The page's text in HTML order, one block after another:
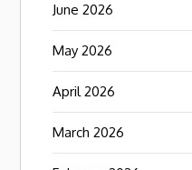
June 2026
May 2026
April 2026
March 2026